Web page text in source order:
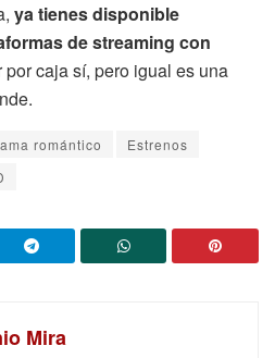
ya tienes disponible
de streaming con
por caja sí, pero igual es una
romántico
Estrenos
Mira